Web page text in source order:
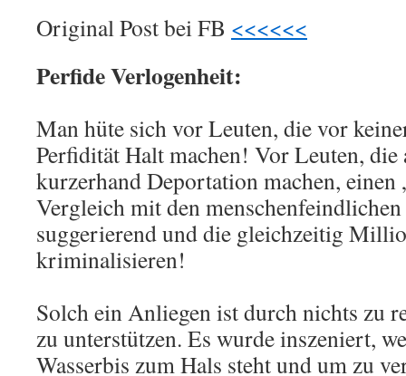
Original Post bei FB <<<<<<
Perfide Verlogenheit:
Man hüte sich vor Leuten, die vor
Perfidität Halt machen! Vor Leuten, die
kurzerhand Deportation machen, einen
Vergleich mit den
suggerierend und die gleichzeitig
kriminalisieren!
Solch ein Anliegen ist durch nichts zu
zu unterstützen. Es wurde inszeniert,
Wasserbis zum Hals steht und um zu